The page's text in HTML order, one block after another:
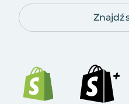
Znajdź